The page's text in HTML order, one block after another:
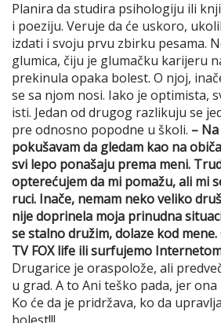
Planira da studira psihologiju ili
i poeziju. Veruje da će uskoro,
izdati i svoju prvu zbirku pesama.
glumica, čiju je glumačku karijeru
prekinula opaka bolest. O njoj,
se sa njom nosi. Iako je optimista,
isti. Jedan od drugog razlikuju se
pre odnosno popodne u školi. –
pokušavam da gledam kao na
svi lepo ponašaju prema meni.
opterećujem da mi pomažu, ali mi
ruci. Inače, nemam neko veliko
nije doprinela moja prinudna
se stalno družim, dolaze kod
TV FOX life ili surfujemo
Drugarice je oraspolože, ali
u grad. A to Ani teško pada, jer ona
Ko će da je pridržava, ko da